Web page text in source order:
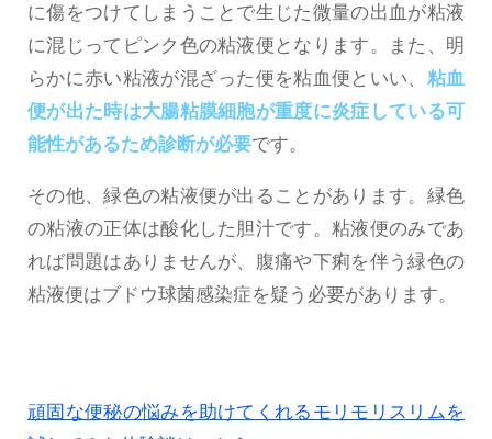
に傷をつけてしまうことで生じた微量の出血が粘液
に混じってピンク色の粘液便となります。また、明
らかに赤い粘液が混ざった便を粘血便といい、 粘血
便が出た時は大腸粘膜細胞が重度に炎症している可
能性があるため診断が必要です。
その他、緑色の粘液便が出ることがあります。緑色
の粘液の正体は酸化した胆汁です。粘液便のみであ
れば問題はありませんが、腹痛や下痢を伴う緑色の
粘液便はブドウ球菌感染症を疑う必要があります。
頑固な便秘の悩みを助けてくれるモリモリスリムを